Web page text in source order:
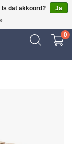
0
Is dat akkoord?
Ja